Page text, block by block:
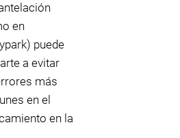
en
puede
a evitar
más
en el
en la